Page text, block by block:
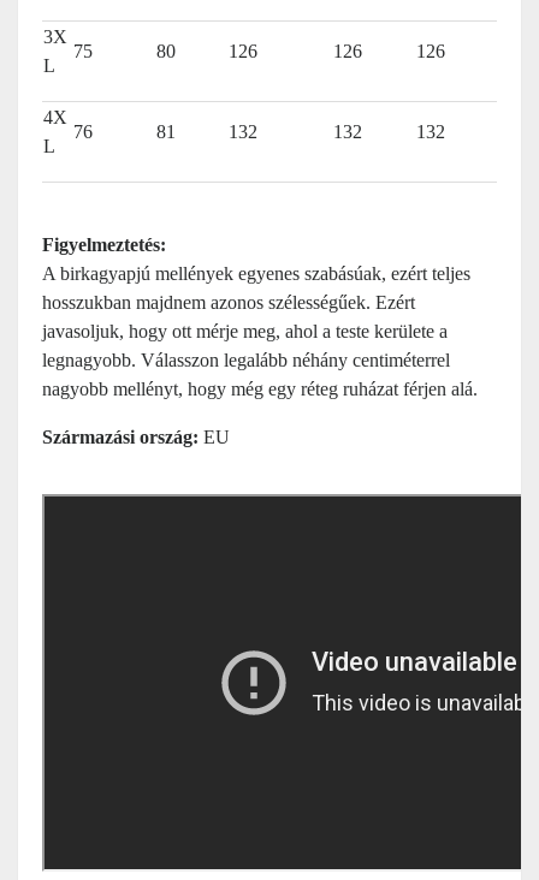
3X
L
75 80 126 126 126
4X
L
76 81 132 132 132
Figyelmeztetés:
A birkagyapjú mellények egyenes szabásúak, ezért teljes
hosszukban majdnem azonos szélességűek. Ezért
javasoljuk, hogy ott mérje meg, ahol a teste kerülete a
legnagyobb. Válasszon legalább néhány centiméterrel
nagyobb mellényt, hogy még egy réteg ruházat férjen alá.
Származási ország: EU